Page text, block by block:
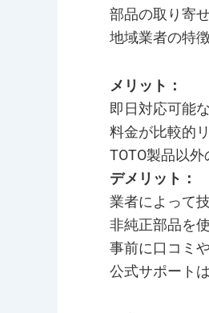
部品の取り寄
地域業者の特徴
メリット：
即日対応可能
料金が比較的
TOTO製品以
デメリット：
業者によって
非純正部品を
事前に口コミ
公式サポート